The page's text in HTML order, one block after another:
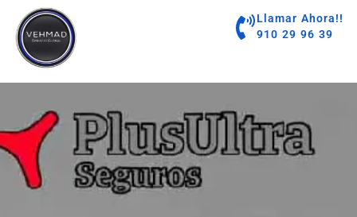
contenido
Llamar Ahora!!
910 29 96 39